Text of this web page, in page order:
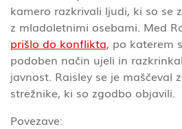
kamero razkrivali ljudi, ki so se
z mladoletnimi osebami. Med
prišlo do konflikta, po katerem
podoben način ujeli in
javnost. Raisley se je maščeval
strežnike, ki so zgodbo objavili.
Povezave: